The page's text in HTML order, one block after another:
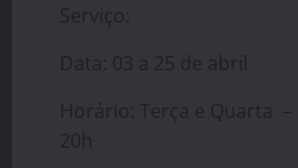
Serviço:
Data: 03 a 25 de abril
Horário: Terça e Quarta –
20h